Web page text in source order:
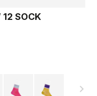
SOCK
navigate_next